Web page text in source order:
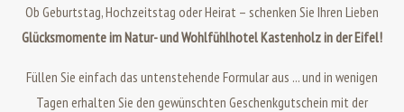
Ob Geburtstag, Hochzeitstag oder Heirat – schenken Sie Ihren Lieben
Glücksmomente im Natur- und Wohlfühlhotel Kastenholz in der Eifel!
Füllen Sie einfach das untenstehende Formular aus ... und in wenigen
Tagen erhalten Sie den gewünschten Geschenkgutschein mit der